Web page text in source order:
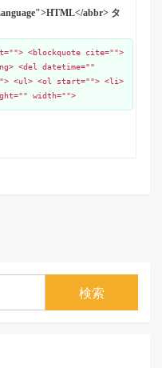
abbr> タ
<blockquote cite="">
<del datetime=""
<ul> <ol start=""> <li>
width="">